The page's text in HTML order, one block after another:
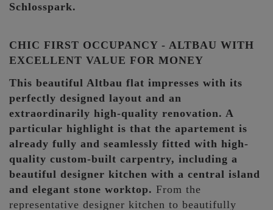
Schlosspark.
CHIC FIRST OCCUPANCY - ALTBAU WITH
EXCELLENT VALUE FOR MONEY
This beautiful Altbau flat impresses with its
perfectly designed layout and an
extraordinarily high-quality renovation. A
particular highlight is that the apartement is
already fully and seamlessly fitted with high-
quality custom-built carpentry, including a
beautiful designer kitchen with a central island
and elegant stone worktop. From the
representative designer kitchen to beautifully